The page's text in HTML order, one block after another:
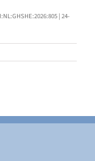
| 24-